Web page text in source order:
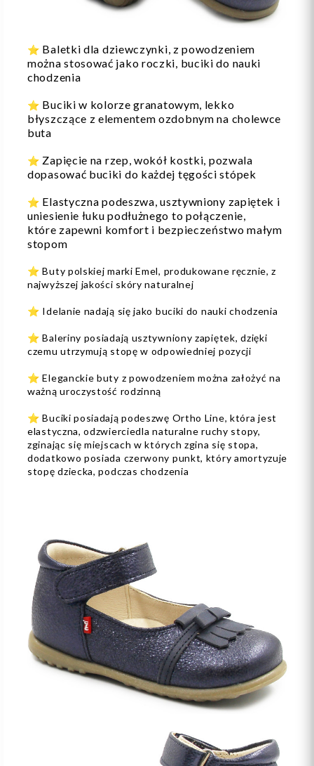
⭐️ Baletki dla dziewczynki, z powodzeniem
można stosować jako roczki, buciki do nauki
chodzenia
⭐️ Buciki w kolorze granatowym, lekko
błyszczące z elementem ozdobnym na cholewce
buta
⭐️ Zapięcie na rzep, wokół kostki, pozwala
dopasować buciki do każdej tęgości stópek
⭐️ Elastyczna podeszwa, usztywniony zapiętek i
uniesienie łuku podłużnego to połączenie,
które zapewni komfort i bezpieczeństwo małym
stopom
⭐️ Buty polskiej marki Emel, produkowane ręcznie, z
najwyższej jakości skóry naturalnej
⭐️ Idelanie nadają się jako buciki do nauki chodzenia
⭐️ Baleriny posiadają usztywniony zapiętek, dzięki
czemu utrzymują stopę w odpowiedniej pozycji
⭐️ Eleganckie buty z powodzeniem można założyć na
ważną uroczystość rodzinną
⭐️ Buciki posiadają podeszwę Ortho Line, która jest
elastyczna, odzwierciedla naturalne ruchy stopy,
zginając się miejscach w których zgina się stopa,
dodatkowo posiada czerwony punkt, który amortyzuje
stopę dziecka, podczas chodzenia